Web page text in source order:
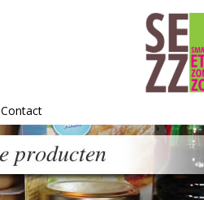
Contact